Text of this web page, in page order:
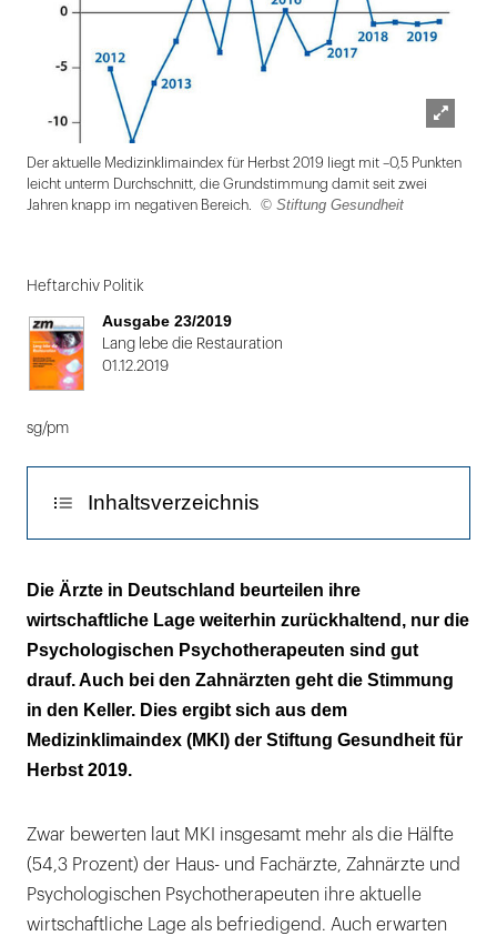
öffnen
Der aktuelle Medizinklimaindex für Herbst 2019 liegt mit –0,5 Punkten
leicht unterm Durchschnitt, die Grundstimmung damit seit zwei
Jahren knapp im negativen Bereich.
© Stiftung Gesundheit
1
von
2
Heftarchiv Politik
Ausgabe 23/2019
Lang lebe die Restauration
01.12.2019
sg/pm
Inhaltsverzeichnis
Der Pessimismus ist gestiegen
Die Ärzte in Deutschland beurteilen ihre
wirtschaftliche Lage weiterhin zurückhaltend, nur die
Psychologischen Psychotherapeuten sind gut
drauf. Auch bei den Zahnärzten geht die Stimmung
in den Keller. Dies ergibt sich aus dem
Medizinklimaindex (MKI) der Stiftung Gesundheit für
Herbst 2019.
Zwar bewerten laut MKI insgesamt mehr als die Hälfte
(54,3 Prozent) der Haus- und Fachärzte, Zahnärzte und
Psychologischen Psychotherapeuten ihre aktuelle
wirtschaftliche Lage als befriedigend. Auch erwarten